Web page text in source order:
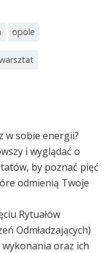
opole
w sobie energii?
i wyglądać o
by poznać pięć
odmienią Twoje
Rytuałów
Odmładzających)
oraz ich